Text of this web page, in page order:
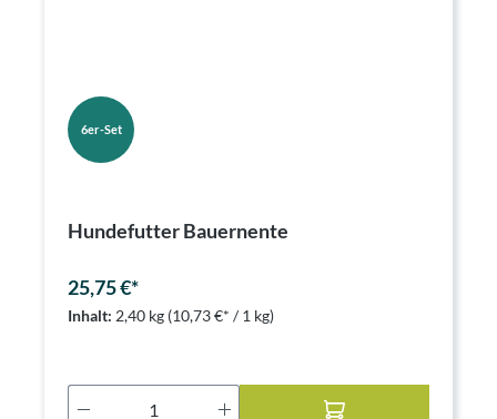
6er-Set
Hundefutter Bauernente
25,75 €*
Inhalt: 2,40 kg (10,73 €* / 1 kg)
Produkt Anzahl: Gib den gewünschten